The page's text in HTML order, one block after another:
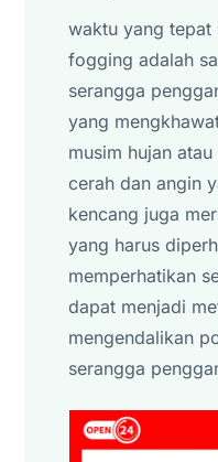
waktu yang tepat
fogging adalah
serangga
yang
musim hujan
cerah dan angin
kencang juga
yang harus
memperhatikan
dapat menjadi
mengendalikan
serangga